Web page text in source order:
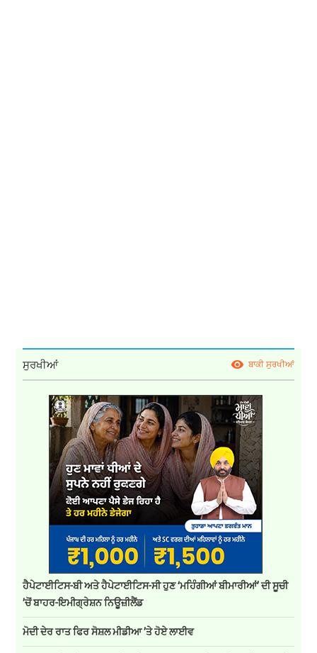
ਸੁਰਖੀਆਂ ਬਾਕੀ ਸੁਰਖੀਆਂ
ਹੈਪੇਟਾਈਟਿਸ-ਬੀ ਅਤੇ ਹੈਪੇਟਾਈਟਿਸ-ਸੀ ਹੁਣ ‘ਮਹਿੰਗੀਆਂ ਬੀਮਾਰੀਆਂ’ ਦੀ ਸੂਚੀ
’ਚੋਂ ਬਾਹਰ-ਇਮੀਗ੍ਰੇਸ਼ਨ ਨਿਊਜ਼ੀਲੈਂਡ
ਮੋਦੀ ਦੇਰ ਰਾਤ ਫਿਰ ਸੋਸ਼ਲ ਮੀਡੀਆ ’ਤੇ ਹੋਏ ਲਾਈਵ